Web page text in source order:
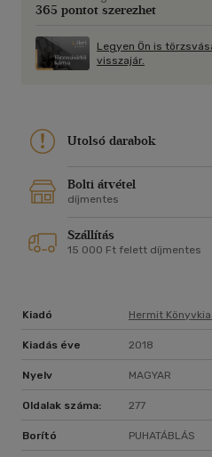
365 pontot szerezhet
Legyen Ön is
visszajár.
Utolsó darabok
Bolti átvétel
díjmentes
Szállítás
15 000 Ft felett díjmentes
Kiadó Hermit
Kiadás éve 2018
Nyelv MAGYAR
Oldalak száma: 277
Borító PUHATÁBLÁS